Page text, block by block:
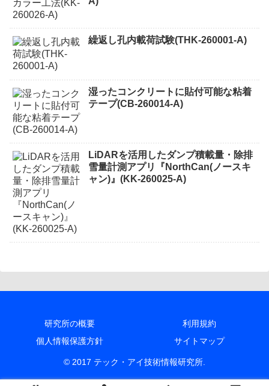
繰返し孔内載荷試験(THK-260001-A)
湿ったコンクリートに貼付可能な粘着
テープ(CB-260014-A)
LiDARを活用したダンプ積載量・除排
雪量計測アプリ『NorthCan(ノースキ
ャン)』(KK-260025-A)
研究所の概要
利用規約
個人情報保護方針
サイトマップ
© 2017 テック・アイ技術情報研究所.